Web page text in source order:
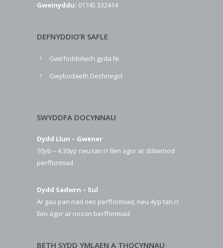
Gweinyddu: 01745 332414
DEFNYDDIO’R SAFLE
Gwirfoddolwch gyda Ni
Gwybodaeth Dechnegol
SWYDDFA DOCYNNAU
Dydd Llun – Gwener
10yb – 4.30yp neu tan i’r llen agor ar ddiwrnod
perfformiad
Dydd Sadwrn – Sul
Ar gau pan nad oes perfformiad, neu 4yp tan i’r
llen agor ar noson berfformiad
BETH SYDD YMLAEN A THOCYNNAU